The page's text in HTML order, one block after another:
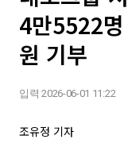
4만5522
원 기부
입력 2026-06-01 11:22
조유정 기자